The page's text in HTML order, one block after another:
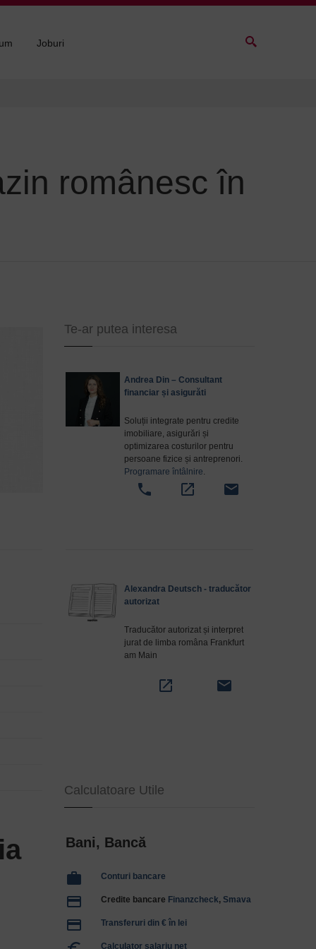
Joburi
românesc în
Te-ar putea interesa
Andrea Din – Consultant
financiar și asigurăti
Soluții integrate pentru credite
imobiliare, asigurări și
optimizarea costurilor pentru
persoane fizice și antreprenori.
Programare întâlnire.
phone open_in_new email
Alexandra Deutsch - traducător
autorizat
Traducător autorizat și interpret
jurat de limba româna Frankfurt
am Main
open_in_new email
Calculatoare Utile
Bani, Bancă
work Conturi bancare
payment Credite bancare Finanzcheck, Smava
payment Transferuri din € în lei
Calculator salariu net